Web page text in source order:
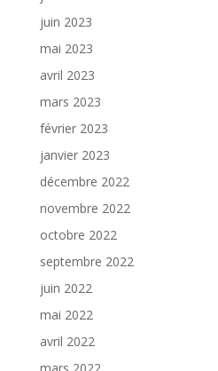
juin 2023
mai 2023
avril 2023
mars 2023
février 2023
janvier 2023
décembre 2022
novembre 2022
octobre 2022
septembre 2022
juin 2022
mai 2022
avril 2022